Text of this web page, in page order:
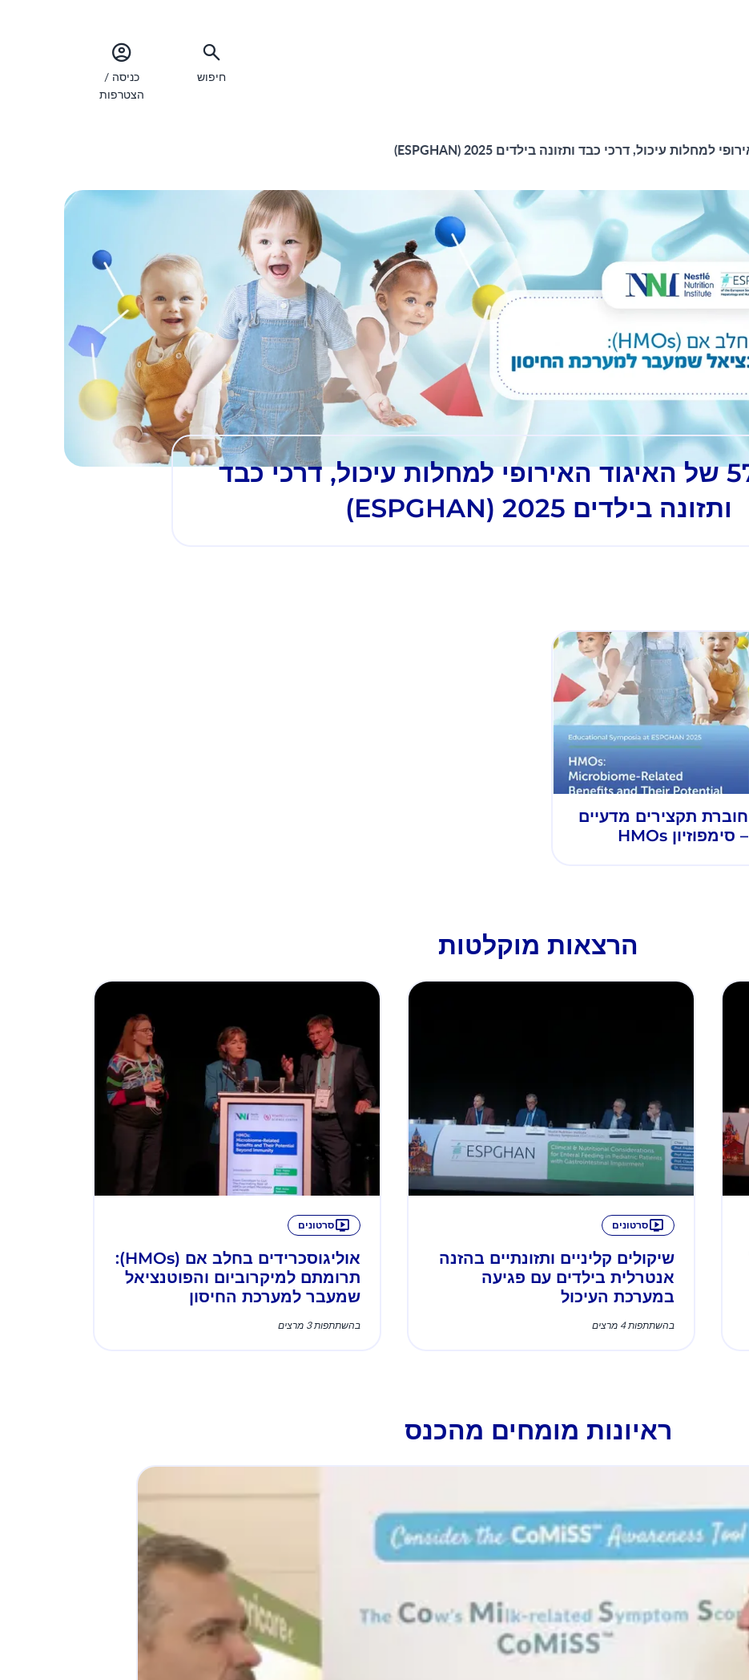
חיפוש
כניסה /
הצטרפות
הכינוס ה57 של האיגוד האירופי למחלות עיכול, דרכי כבד
ותזונה בילדים ESPGHAN) 2025)
חוברת תקצירים מדעיים
– סימפוזיון HMOs
הרצאות מוקלטות
סרטונים
שיקולים קליניים ותזונתיים בהזנה
אנטרלית בילדים עם פגיעה
במערכת העיכול
בהשתתפות 4 מרצים
סרטונים
אוליגוסכרידים בחלב אם (HMOs):
תרומתם למיקרוביום והפוטנציאל
שמעבר למערכת החיסון
בהשתתפות 3 מרצים
ראיונות מומחים מהכנס